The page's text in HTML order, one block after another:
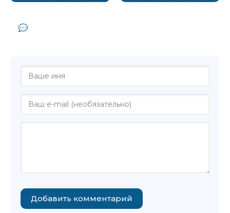
Добавить комментарий